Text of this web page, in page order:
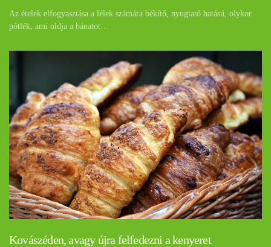
Az ételek elfogyasztása a lélek számára békítő, nyugtató hatású, olykor
pótlék, ami oldja a bánatot…
Kovászéden, avagy újra felfedezni a kenyeret